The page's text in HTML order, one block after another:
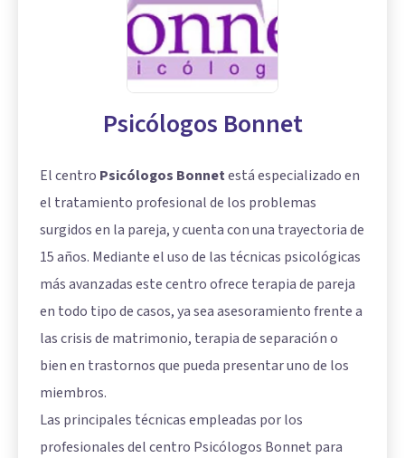
Psicólogos Bonnet
El centro Psicólogos Bonnetestá especializado en
el tratamiento profesional de los problemas
surgidos en la pareja, y cuenta con una trayectoria de
15 años. Mediante el uso de las técnicas psicológicas
más avanzadas este centro ofrece terapia de pareja
en todo tipo de casos, ya sea asesoramiento frente a
las crisis de matrimonio, terapia de separación o
bien en trastornos que pueda presentar uno de los
miembros.
Las principales técnicas empleadas por los
profesionales del centro Psicólogos Bonnet para